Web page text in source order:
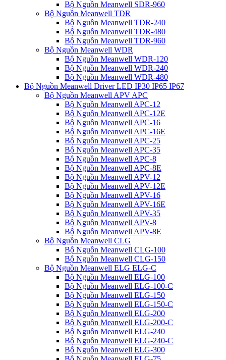
Bộ Nguồn Meanwell SDR-960
Bộ Nguồn Meanwell TDR
Bộ Nguồn Meanwell TDR-240
Bộ Nguồn Meanwell TDR-480
Bộ Nguồn Meanwell TDR-960
Bộ Nguồn Meanwell WDR
Bộ Nguồn Meanwell WDR-120
Bộ Nguồn Meanwell WDR-240
Bộ Nguồn Meanwell WDR-480
Bộ Nguồn Meanwell Driver LED IP30 IP65 IP67
Bộ Nguồn Meanwell APV APC
Bộ Nguồn Meanwell APC-12
Bộ Nguồn Meanwell APC-12E
Bộ Nguồn Meanwell APC-16
Bộ Nguồn Meanwell APC-16E
Bộ Nguồn Meanwell APC-25
Bộ Nguồn Meanwell APC-35
Bộ Nguồn Meanwell APC-8
Bộ Nguồn Meanwell APC-8E
Bộ Nguồn Meanwell APV-12
Bộ Nguồn Meanwell APV-12E
Bộ Nguồn Meanwell APV-16
Bộ Nguồn Meanwell APV-16E
Bộ Nguồn Meanwell APV-35
Bộ Nguồn Meanwell APV-8
Bộ Nguồn Meanwell APV-8E
Bộ Nguồn Meanwell CLG
Bộ Nguồn Meanwell CLG-100
Bộ Nguồn Meanwell CLG-150
Bộ Nguồn Meanwell ELG ELG-C
Bộ Nguồn Meanwell ELG-100
Bộ Nguồn Meanwell ELG-100-C
Bộ Nguồn Meanwell ELG-150
Bộ Nguồn Meanwell ELG-150-C
Bộ Nguồn Meanwell ELG-200
Bộ Nguồn Meanwell ELG-200-C
Bộ Nguồn Meanwell ELG-240
Bộ Nguồn Meanwell ELG-240-C
Bộ Nguồn Meanwell ELG-300